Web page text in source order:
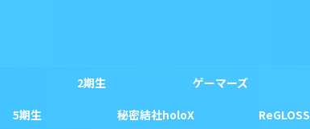
2期生 ゲーマーズ
5期生
秘密結社holoX ReGLOSS